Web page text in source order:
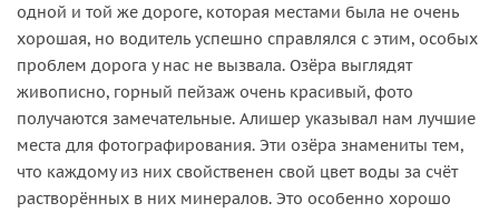
одной и той же дороге, которая местами была не очень
хорошая, но водитель успешно справлялся с этим, особых
проблем дорога у нас не вызвала. Озёра выглядят
живописно, горный пейзаж очень красивый, фото
получаются замечательные. Алишер указывал нам лучшие
места для фотографирования. Эти озёра знамениты тем,
что каждому из них свойственен свой цвет воды за счёт
растворённых в них минералов. Это особенно хорошо